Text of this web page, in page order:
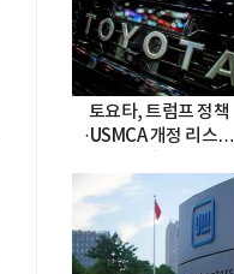
토요타, 트럼프 정책
·USMCA 개정 리스크